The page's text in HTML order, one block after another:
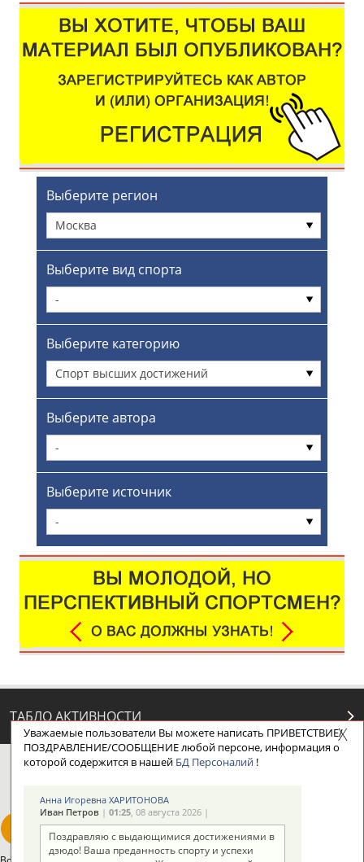
Выберите регион
Москва
Выберите вид спорта
-
Выберите категорию
Спорт высших достижений
Выберите автора
-
Выберите источник
-
ТАБЛО АКТИВНОСТИ
ЦЕЛИ ПРОЕКТА НАШИ КНОПКИ
Уважаемые пользователи Вы можете написать ПРИВЕТСТВИЕ/
ПОЗДРАВЛЕНИЕ/СООБЩЕНИЕ любой персоне, информация о
которой содержится в нашей БД Персоналий!
Анна Игоревна ХАРИТОНОВА
Иван Петров| 01:25, 08 августа 2026 |
Поздравляю с выдающимися достижениями в
дзюдо! Ваша преданность спорту и успехи